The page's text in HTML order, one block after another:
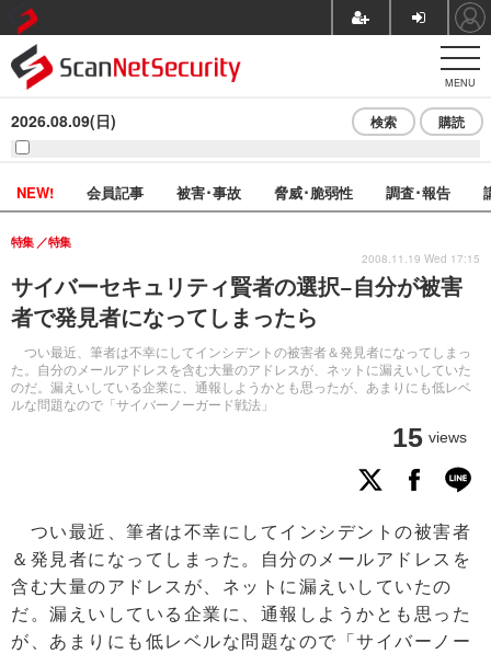
MENU
2026.08.09(日) 検索 購読
NEW! 会員記事 被害･事故 脅威･脆弱性 調査･報告
サイバーセキュリティ賢者の選択−自分が被害
者で発見者になってしまったら
つい最近、筆者は不幸にしてインシデントの被害者＆発見者になってしまっ
た。自分のメールアドレスを含む大量のアドレスが、ネットに漏えいしていた
のだ。漏えいしている企業に、通報しようかとも思ったが、あまりにも低レベ
ルな問題なので「サイバーノーガード戦法」
特集 特集
15 views
2008.11.19 Wed 17:15
つい最近、筆者は不幸にしてインシデントの被害者
＆発見者になってしまった。自分のメールアドレスを
含む大量のアドレスが、ネットに漏えいしていたの
だ。漏えいしている企業に、通報しようかとも思った
が、あまりにも低レベルな問題なので「サイバーノー